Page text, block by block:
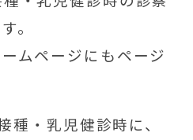
。
ムページにもページ
種・乳児健診時に、